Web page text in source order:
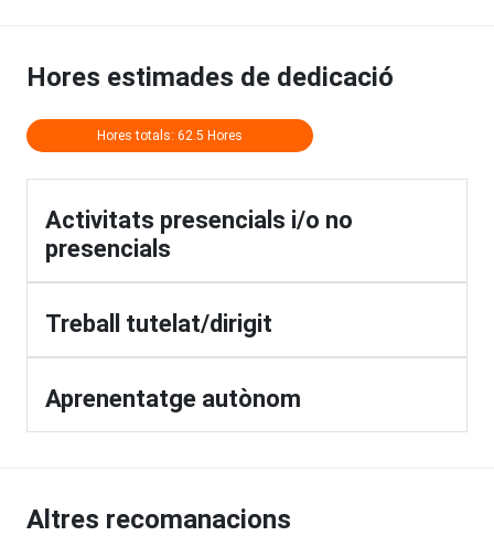
Hores estimades de dedicació
Hores totals: 62.5 Hores
Activitats presencials i/o no
presencials
Treball tutelat/dirigit
Aprenentatge autònom
Altres recomanacions